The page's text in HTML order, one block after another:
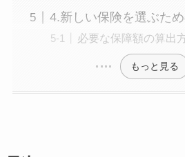
4.新しい保険を選ぶた
必要な保障額の算出
もっと見る